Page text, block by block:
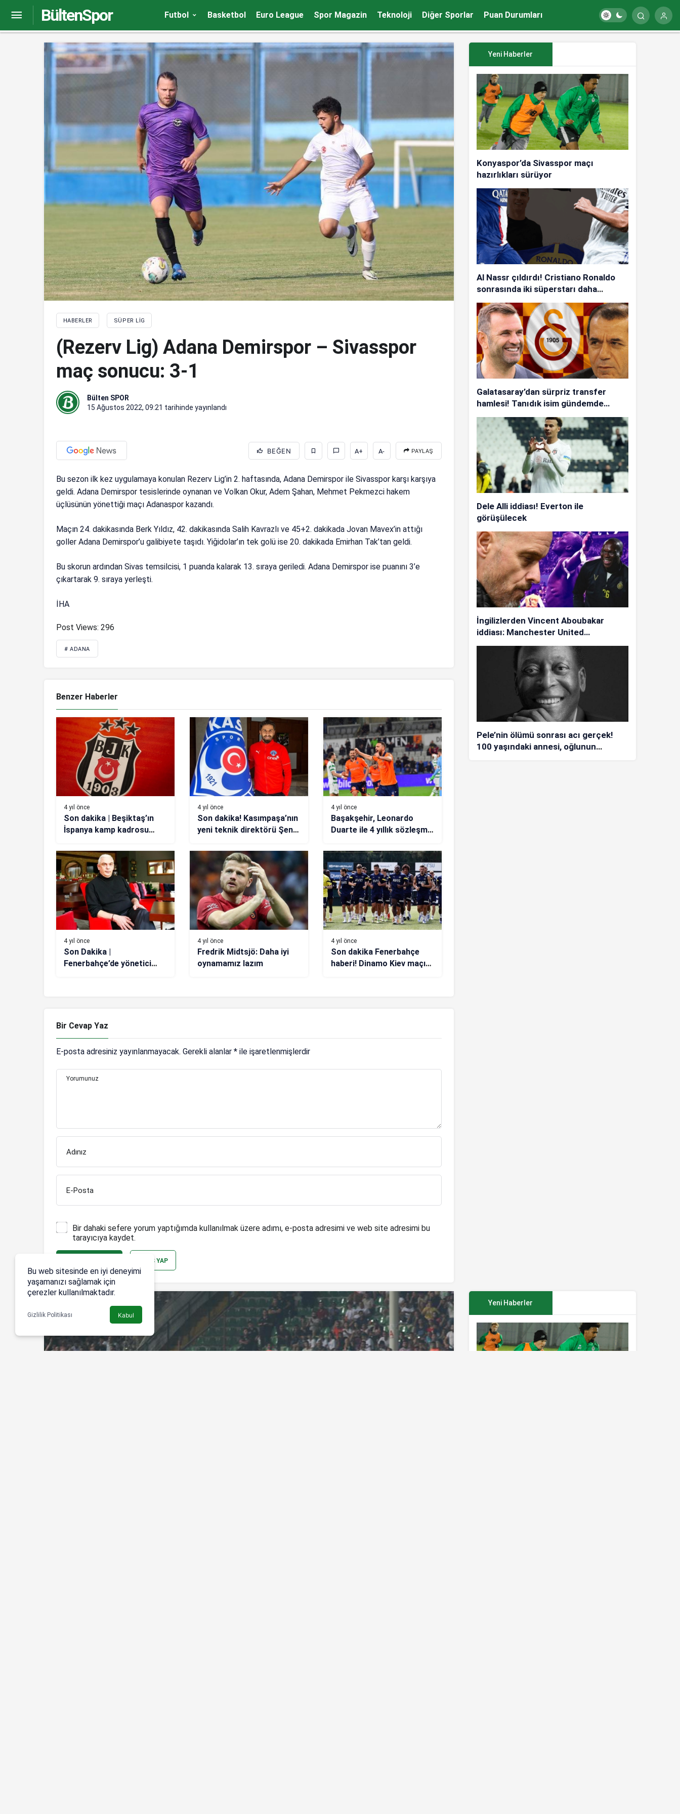
BültenSpor Futbol Basketbol Euro League Spor Magazin Teknoloji Diğer Sporlar Puan Durumları
HABERLER SÜPER LIG
(Rezerv Lig) Adana Demirspor – Sivasspor
maç sonucu: 3-1
Bülten SPOR
15 Ağustos 2022, 09:21 tarihinde yayınlandı
BEĞEN A+ A- PAYLAŞ
Bu sezon ilk kez uygulamaya konulan Rezerv Lig’in 2. haftasında, Adana Demirspor ile Sivasspor karşı karşıya
geldi. Adana Demirspor tesislerinde oynanan ve Volkan Okur, Adem Şahan, Mehmet Pekmezci hakem
üçlüsünün yönettiği maçı Adanaspor kazandı.
Maçın 24. dakikasında Berk Yıldız, 42. dakikasında Salih Kavrazlı ve 45+2. dakikada Jovan Mavex’in attığı
goller Adana Demirspor’u galibiyete taşıdı. Yiğidolar’ın tek golü ise 20. dakikada Emirhan Tak’tan geldi.
Bu skorun ardından Sivas temsilcisi, 1 puanda kalarak 13. sıraya geriledi. Adana Demirspor ise puanını 3’e
çıkartarak 9. sıraya yerleşti.
İHA
Post Views: 296
# ADANA
Benzer Haberler
4 yıl önce
Son dakika | Beşiktaş’ın
İspanya kamp kadrosu
4 yıl önce
Son dakika! Kasımpaşa’nın
yeni teknik direktörü Şenol
4 yıl önce
Başakşehir, Leonardo
Duarte ile 4 yıllık sözleşme
4 yıl önce
Son Dakika |
Fenerbahçe’de yönetici
4 yıl önce
Fredrik Midtsjö: Daha iyi
oynamamız lazım
4 yıl önce
Son dakika Fenerbahçe
haberi! Dinamo Kiev maçı
Bir Cevap Yaz
E-posta adresiniz yayınlanmayacak. Gerekli alanlar * ile işaretlenmişlerdir
Yorumunuz
Adınız
E-Posta
Bir dahaki sefere yorum yaptığımda kullanılmak üzere adımı, e-posta adresimi ve web site adresimi bu
tarayıcıya kaydet.
GIRIŞ YAP
Yeni Haberler
Konyaspor’da Sivasspor maçı
hazırlıkları sürüyor
Al Nassr çıldırdı! Cristiano Ronaldo
sonrasında iki süperstarı daha
istiyorlar…
Galatasaray’dan sürpriz transfer
hamlesi! Tanıdık isim gündemde…
Dele Alli iddiası! Everton ile
görüşülecek
İngilizlerden Vincent Aboubakar
iddiası: Manchester United…
Pele’nin ölümü sonrası acı gerçek!
100 yaşındaki annesi, oğlunun
Beşiktaş’ta Emrecan Uzunhan özür diledi
Yeni Haberler
Bu web sitesinde en iyi deneyimi
yaşamanızı sağlamak için
çerezler kullanılmaktadır.
Gizlilik Politikası Kabul